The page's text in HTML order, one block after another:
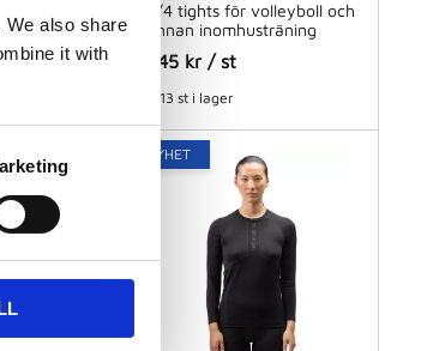
We also share
it with
3/4 tights för volleyboll och
annan inomhusträning
345 kr /st
13 st i lager
NYHET